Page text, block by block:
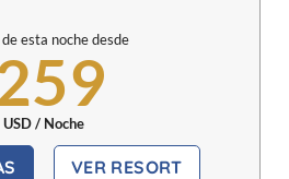
esta noche desde
USD / Noche
VER RESORT